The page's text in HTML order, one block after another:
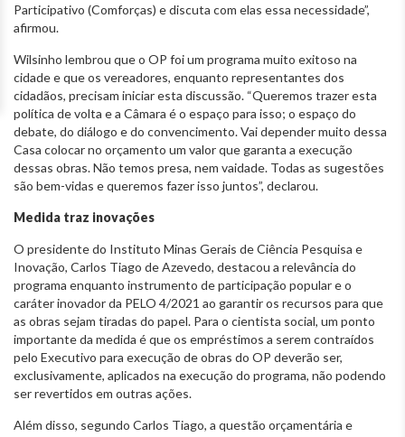
Participativo (Comforças) e discuta com elas essa necessidade”,
afirmou.
Wilsinho lembrou que o OP foi um programa muito exitoso na
cidade e que os vereadores, enquanto representantes dos
cidadãos, precisam iniciar esta discussão. “Queremos trazer esta
política de volta e a Câmara é o espaço para isso; o espaço do
debate, do diálogo e do convencimento. Vai depender muito dessa
Casa colocar no orçamento um valor que garanta a execução
dessas obras. Não temos presa, nem vaidade. Todas as sugestões
são bem-vidas e queremos fazer isso juntos”, declarou.
Medida traz inovações
O presidente do Instituto Minas Gerais de Ciência Pesquisa e
Inovação, Carlos Tiago de Azevedo, destacou a relevância do
programa enquanto instrumento de participação popular e o
caráter inovador da PELO 4/2021 ao garantir os recursos para que
as obras sejam tiradas do papel. Para o cientista social, um ponto
importante da medida é que os empréstimos a serem contraídos
pelo Executivo para execução de obras do OP deverão ser,
exclusivamente, aplicados na execução do programa, não podendo
ser revertidos em outras ações.
Além disso, segundo Carlos Tiago, a questão orçamentária e